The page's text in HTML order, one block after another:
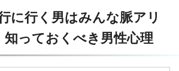
に行く男はみんな脈アリ
知っておくべき男性心理